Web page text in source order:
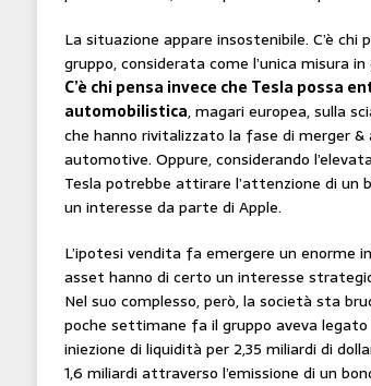
La situazione appare insostenibile. C’è
gruppo, considerata come l’unica misura
C’è chi pensa invece che Tesla possa
automobilistica, magari europea, sulla
che hanno rivitalizzato la fase di merger
automotive. Oppure, considerando
Tesla potrebbe attirare l’attenzione di un
un interesse da parte di Apple.
L’ipotesi vendita fa emergere un enorme
asset hanno di certo un interesse
Nel suo complesso, però, la società sta
poche settimane fa il gruppo aveva
iniezione di liquidità per 2,35 miliardi di
1,6 miliardi attraverso l’emissione di un